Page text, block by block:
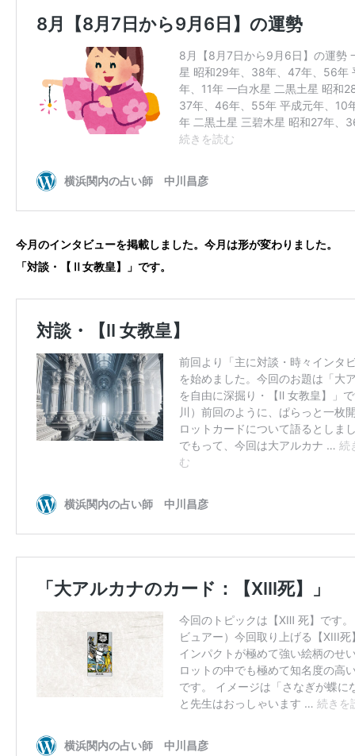
今月のインタビューを掲載しました。今月は形が変わりました。
「対談・【Ⅱ女教皇】」です。